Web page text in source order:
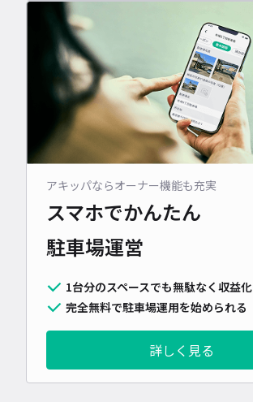
アキッパならオーナー機能も充実
スマホでかんたん
駐車場運営
1台分のスペースでも無駄なく収益化
完全無料で駐車場運用を始められる
詳しく見る